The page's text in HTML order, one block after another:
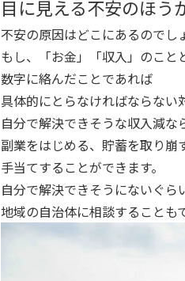
目に見える不安のほう
不安の原因はどこにあるのでし
もし、「お金」「収入」のこと
数字に絡んだことであれば
具体的にとらなければならない
自分で解決できそうな収入減な
副業をはじめる、貯蓄を取り崩
手当てすることができます。
自分で解決できそうにないぐら
地域の自治体に相談することも